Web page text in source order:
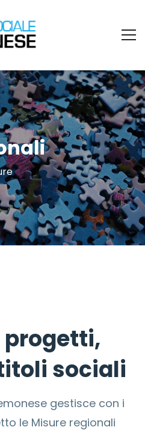
progetti,
sociali
gestisce con i
le Misure regionali